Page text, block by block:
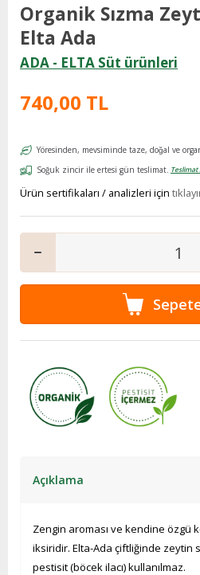
Organik Sızma
Elta Ada
ADA - ELTA Süt ürünleri
740,00 TL
Yöresinden, mevsiminde taze, doğal ve
Soğuk zincir ile ertesi gün teslimat. Teslimat
Ürün sertifikaları / analizleri için
Açıklama
Zengin aroması ve kendine özgü
iksiridir. Elta-Ada çiftliğinde zeytin
pestisit (böcek ilacı) kullanılmaz.